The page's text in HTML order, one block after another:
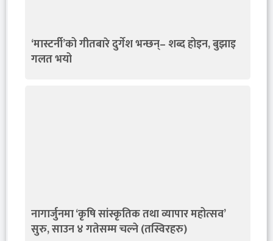
‘मास्टर्नी’को गीतबारे दुर्गेश भन्छन्– शब्द होइन, बुझाइ
गलत भयो
नागार्जुनमा ‘कृषि सांस्कृतिक तथा व्यापार महोत्सव’
सुरु, साउन ४ गतेसम्म चल्ने (तस्विरहरु)